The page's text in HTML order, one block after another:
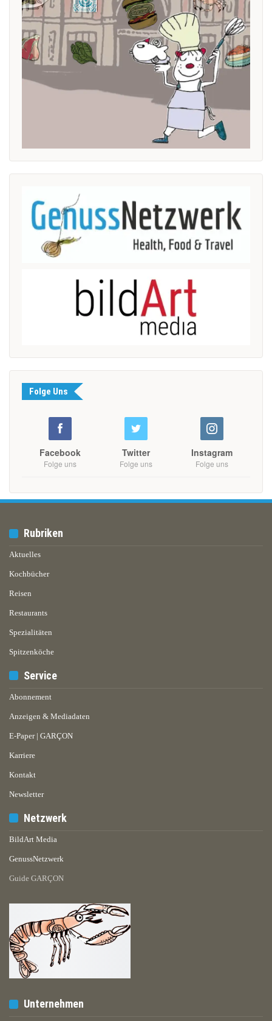
Folge Uns
Facebook
Folge uns
Twitter
Folge uns
Instagram
Folge uns
Rubriken
Aktuelles
Kochbücher
Reisen
Restaurants
Spezialitäten
Spitzenköche
Service
Abonnement
Anzeigen & Mediadaten
E-Paper | GARÇON
Karriere
Kontakt
Newsletter
Netzwerk
BildArt Media
GenussNetzwerk
Guide GARÇON
Unternehmen